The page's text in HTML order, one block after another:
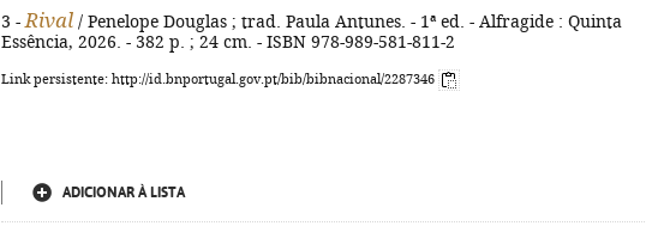
3 - Rival / Penelope Douglas ; trad. Paula Antunes. - 1ª ed. - Alfragide : Quinta
Essência, 2026. - 382 p. ; 24 cm. - ISBN 978-989-581-811-2
Link persistente: http://id.bnportugal.gov.pt/bib/bibnacional/2287346
ADICIONAR À LISTA